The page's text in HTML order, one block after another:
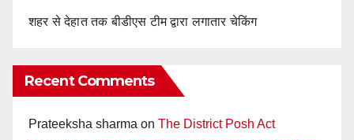
शहर से देहात तक बीडीएस टीम द्वारा लगातार चेकिंग
Recent Comments
Prateeksha sharma on The District Posh Act